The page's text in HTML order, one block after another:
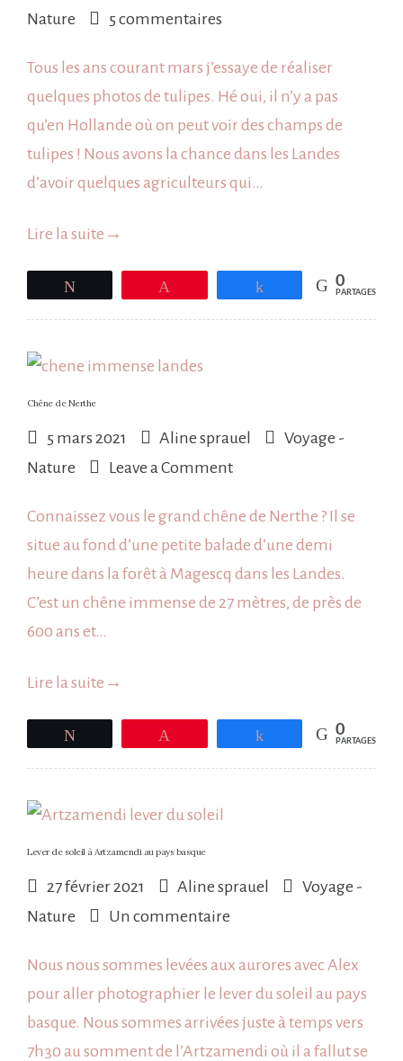
Nature
5 commentaires
des
champs
de
tulipes
dans
Tous les ans courant mars j’essaye de réaliser
quelques photos de tulipes. Hé oui, il n’y a pas
qu’en Hollande où on peut voir des champs de
tulipes ! Nous avons la chance dans les Landes
d’avoir quelques agriculteurs qui…
Lire la suite →
Partagez 0
PARTAGES
Chêne de Nerthe
5 mars 2021 Aline sprauel
Voyage -
Nature
Leave a Commenton
de
Nerthe
Connaissez vous le grand chêne de Nerthe ? Il se
situe au fond d’une petite balade d’une demi
heure dans la forêt à Magescq dans les Landes.
C’est un chêne immense de 27 mètres, de près de
600 ans et…
Lire la suite →
Partagez 0
PARTAGES
Lever de soleil à Artzamendi au pays basque
27 février 2021 Aline sprauel
Voyage -
Nature
Un commentaire
de
soleil
à
Nous nous sommes levées aux aurores avec Alex
pour aller photographier le lever du soleil au pays
basque. Nous sommes arrivées juste à temps vers
7h30 au somment de l’Artzamendi où il a fallut se